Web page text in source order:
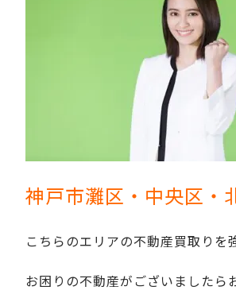
神戸市灘区・中央区・
こちらのエリアの不動産買取りを
お困りの不動産がございました